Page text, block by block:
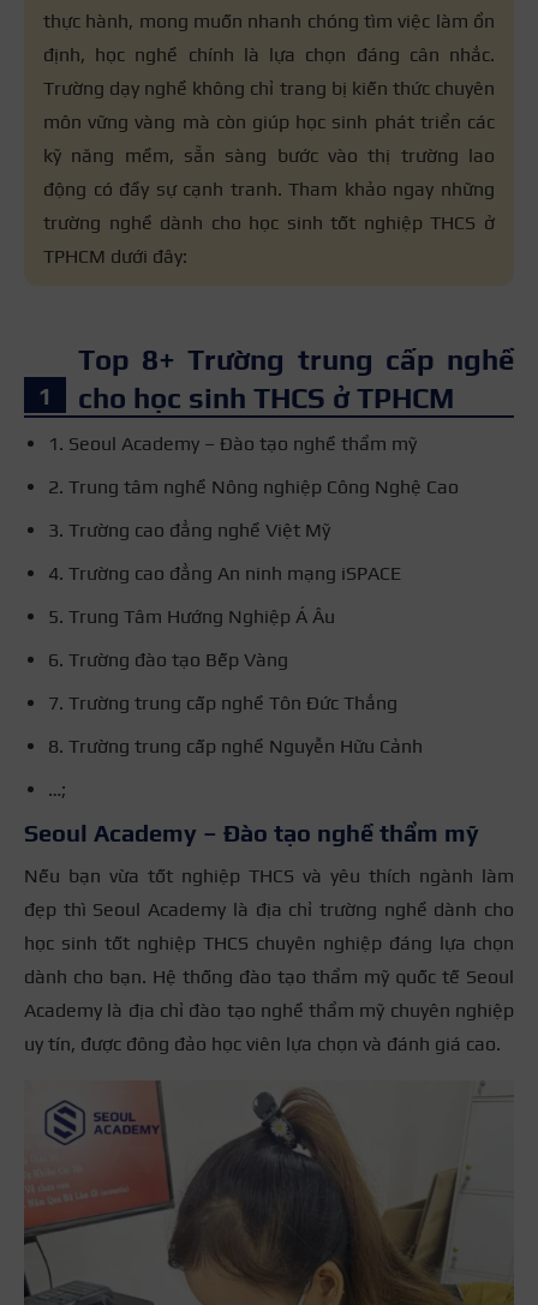
thực hành, mong muốn nhanh chóng tìm việc làm ổn
định, học nghề chính là lựa chọn đáng cân nhắc.
Trường dạy nghề không chỉ trang bị kiến thức chuyên
môn vững vàng mà còn giúp học sinh phát triển các
kỹ năng mềm, sẵn sàng bước vào thị trường lao
động có đầy sự cạnh tranh. Tham khảo ngay những
trường nghề dành cho học sinh tốt nghiệp THCS ở
TPHCM dưới đây:
Top 8+ Trường trung cấp nghề
cho học sinh THCS ở TPHCM
1. Seoul Academy – Đào tạo nghề thẩm mỹ
2. Trung tâm nghề Nông nghiệp Công Nghệ Cao
3. Trường cao đẳng nghề Việt Mỹ
4. Trường cao đẳng An ninh mạng iSPACE
5. Trung Tâm Hướng Nghiệp Á Âu
6. Trường đào tạo Bếp Vàng
7. Trường trung cấp nghề Tôn Đức Thắng
8. Trường trung cấp nghề Nguyễn Hữu Cảnh
…;
Seoul Academy – Đào tạo nghề thẩm mỹ
Nếu bạn vừa tốt nghiệp THCS và yêu thích ngành làm
đẹp thì Seoul Academy là địa chỉ trường nghề dành cho
học sinh tốt nghiệp THCS chuyên nghiệp đáng lựa chọn
dành cho bạn. Hệ thống đào tạo thẩm mỹ quốc tế Seoul
Academy là địa chỉ đào tạo nghề thẩm mỹ chuyên nghiệp
uy tín, được đông đảo học viên lựa chọn và đánh giá cao.